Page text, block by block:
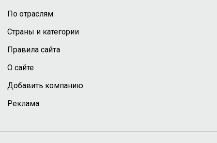
По отраслям
Страны и категории
Правила сайта
О сайте
Добавить компанию
Реклама